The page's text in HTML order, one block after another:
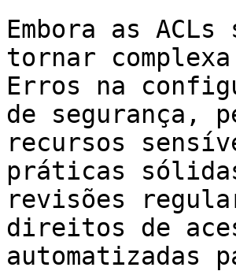
Embora as
tornar
Erros na
de segurança,
recursos
práticas sólidas
revisões
direitos de
automatizadas